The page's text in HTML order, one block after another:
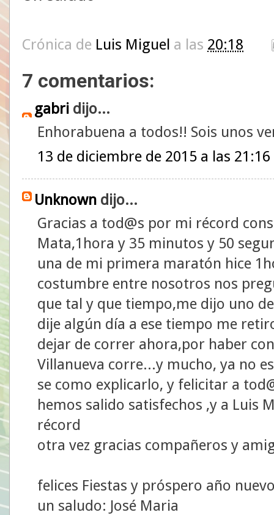
Crónica de Luis Miguel a las 20:18
7 comentarios:
gabri dijo...
Enhorabuena a todos!! Sois unos
13 de diciembre de 2015 a las 21:16
Unknown dijo...
Gracias a tod@s por mi récord
Mata,1hora y 35 minutos y 50
una de mi primera maratón hice
costumbre entre nosotros nos
que tal y que tiempo,me dijo uno
dije algún día a ese tiempo me
dejar de correr ahora,por haber
Villanueva corre...y mucho, ya no
se como explicarlo, y felicitar a
hemos salido satisfechos ,y a Luis
récord
otra vez gracias compañeros y
felices Fiestas y próspero año
un saludo: José Maria